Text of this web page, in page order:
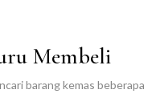
Membeli
barang kemas beberapa